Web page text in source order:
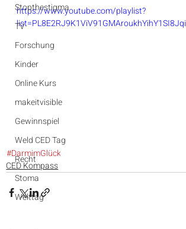
Stopthestigma
TV
Forschung
Kinder
Online Kurs
makeitvisible
Gewinnspiel
Weld CED Tag
Recht
Stoma
Welttag
https://www.youtube.com/playlist?
list=PL8E2RJ9K1ViV91GMAroukhYihY1SI8Jqi
#DarmimGlück
CED Kompass